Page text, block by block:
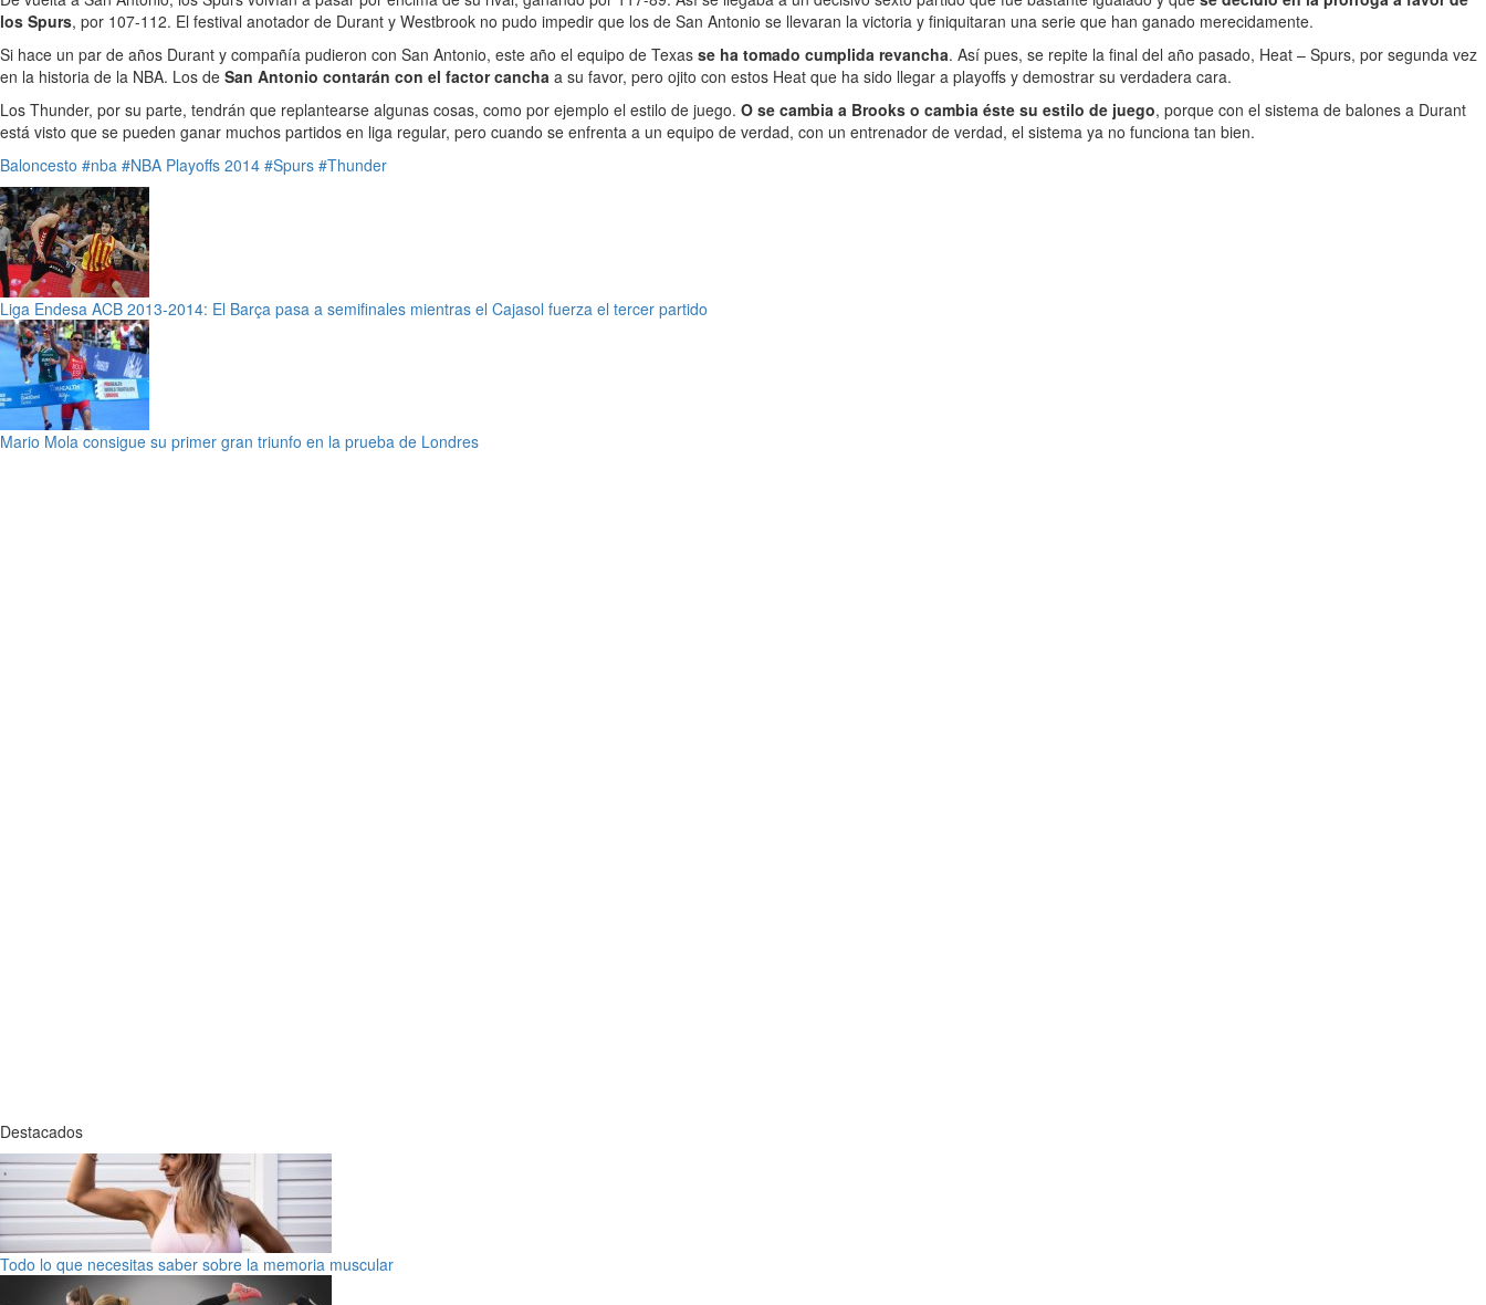
los Spurs, por 107-112. El festival anotador de Durant y Westbrook no pudo impedir que los de San Antonio se llevaran la victoria y finiquitaran una serie que han ganado merecidamente.
Si hace un par de años Durant y compañía pudieron con San Antonio, este año el equipo de Texas se ha tomado cumplida revancha. Así pues, se repite la final del año pasado, Heat – Spurs, por segunda vez
en la historia de la NBA. Los de San Antonio contarán con el factor cancha a su favor, pero ojito con estos Heat que ha sido llegar a playoffs y demostrar su verdadera cara.
Los Thunder, por su parte, tendrán que replantearse algunas cosas, como por ejemplo el estilo de juego. O se cambia a Brooks o cambia éste su estilo de juego, porque con el sistema de balones a Durant
está visto que se pueden ganar muchos partidos en liga regular, pero cuando se enfrenta a un equipo de verdad, con un entrenador de verdad, el sistema ya no funciona tan bien.
Baloncesto #nba #NBA Playoffs 2014 #Spurs #Thunder
Liga Endesa ACB 2013-2014: El Barça pasa a semifinales mientras el Cajasol fuerza el tercer partido
Mario Mola consigue su primer gran triunfo en la prueba de Londres
Destacados
Todo lo que necesitas saber sobre la memoria muscular